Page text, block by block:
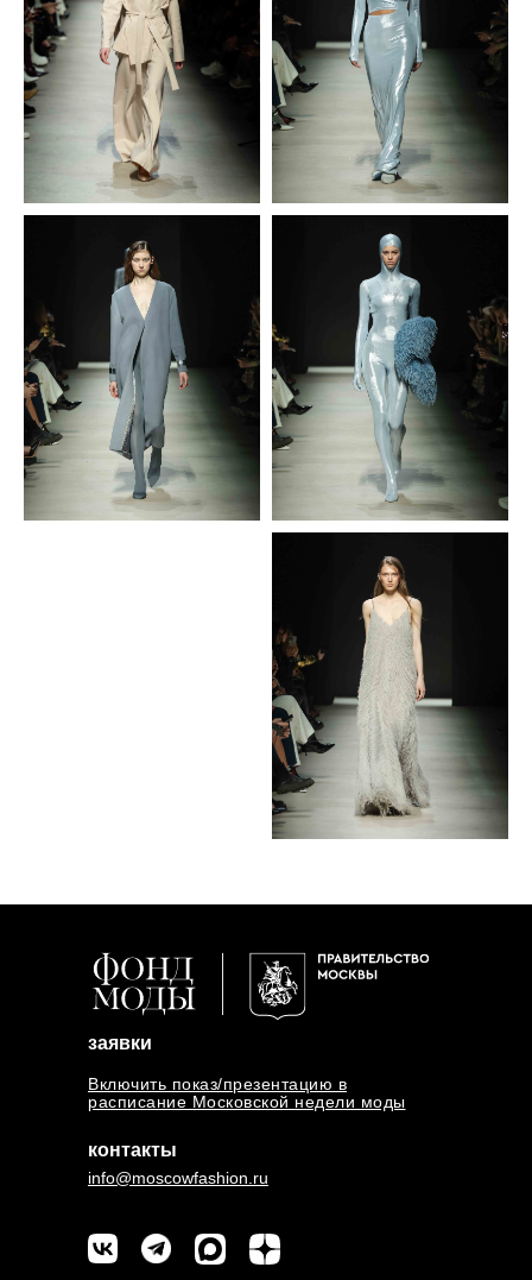
контакты
info@moscowfashion.ru
заявки
Включить показ/презентацию в
расписание Московской недели моды